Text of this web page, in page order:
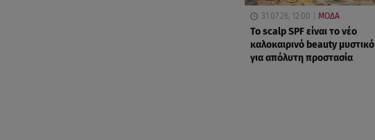
31.07.26, 12:00 ΜΟΔΑ
Το scalp SPF είναι το νέο
καλοκαιρινό beauty μυστικό
για απόλυτη προστασία